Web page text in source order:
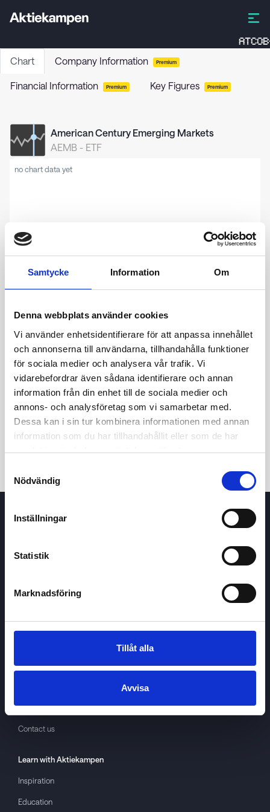
Samtycke Information Om
Denna webbplats använder cookies
Vi använder enhetsidentifierare för att anpassa innehållet
och annonserna till användarna, tillhandahålla funktioner
för sociala medier och analysera vår trafik. Vi
vidarebefordrar även sådana identifierare och annan
information från din enhet till de sociala medier och
annons- och analysföretag som vi samarbetar med.
Dessa kan i sin tur kombinera informationen med annan
information som du har tillhandahållit eller som de har
samlat in när du har använt deras tjänster.
Nödvändig
Inställningar
Statistik
Marknadsföring
Tillåt alla
Avvisa
Chart Company Information Premium
Financial Information Premium Key Figures Premium
American Century Emerging Markets
AEMB - ETF
no chart data yet
24h 7d 1m 3m 1y 5y
Trade
AboutAktiekampen
About cookies
GDPR
Contact us
Learn with Aktiekampen
Inspiration
Education